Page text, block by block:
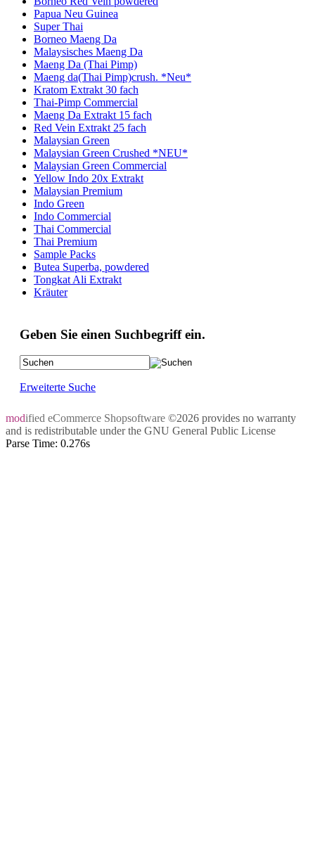
Papua Neu Guinea
Super Thai
Borneo Maeng Da
Malaysisches Maeng Da
Maeng Da (Thai Pimp)
Maeng da(Thai Pimp)crush. *Neu*
Kratom Extrakt 30 fach
Thai-Pimp Commercial
Maeng Da Extrakt 15 fach
Red Vein Extrakt 25 fach
Malaysian Green
Malaysian Green Crushed *NEU*
Malaysian Green Commercial
Yellow Indo 20x Extrakt
Malaysian Premium
Indo Green
Indo Commercial
Thai Commercial
Thai Premium
Sample Packs
Butea Superba, powdered
Tongkat Ali Extrakt
Kräuter
Geben Sie einen Suchbegriff ein.
Erweiterte Suche
modified eCommerce Shopsoftware ©2026 provides no warranty
and is redistributable under the GNU General Public License
Parse Time: 0.276s